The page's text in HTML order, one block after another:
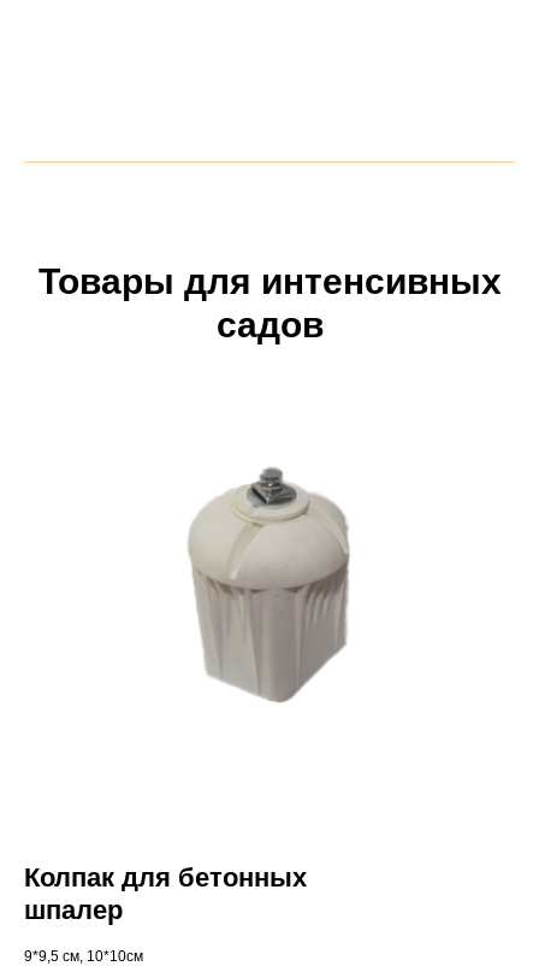
Товары для интенсивных
садов
Колпак для бетонных
шпалер
9*9,5 cм, 10*10см